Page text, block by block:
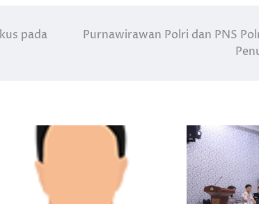
pada
Purnawirawan Polri dan PNS